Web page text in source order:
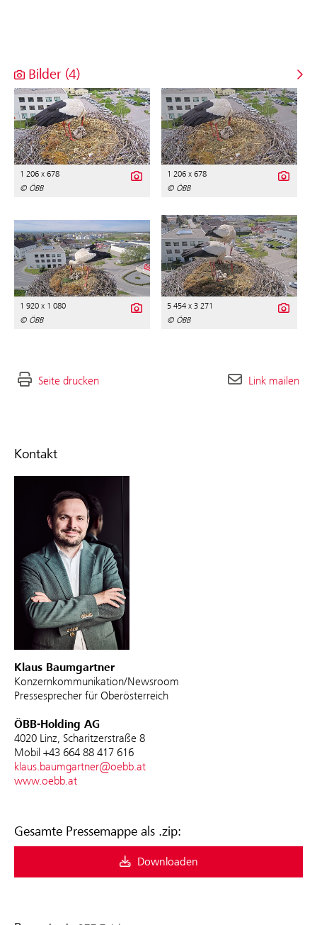
Kontakt
Klaus Baumgartner
Konzernkommunikation/Newsroom
Pressesprecher für Oberösterreich
ÖBB-Holding AG
4020 Linz, Scharitzerstraße 8
Mobil +43 664 88 417 616
klaus.baumgartner@oebb.at
www.oebb.at
Gesamte Pressemappe als .zip:
Downloaden
Bilder (4)
1 206 x 678
© ÖBB
1 206 x 678
© ÖBB
1 920 x 1 080
© ÖBB
5 454 x 3 271
© ÖBB
Seite drucken Link mailen